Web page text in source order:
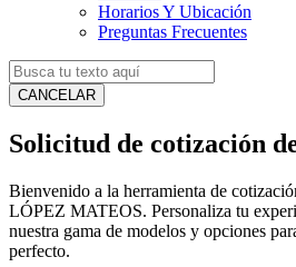
Horarios Y Ubicación
Preguntas Frecuentes
CANCELAR
Solicitud de cotización
Bienvenido a la herramienta de
LÓPEZ MATEOS. Personaliza tu
nuestra gama de modelos y opciones
perfecto.